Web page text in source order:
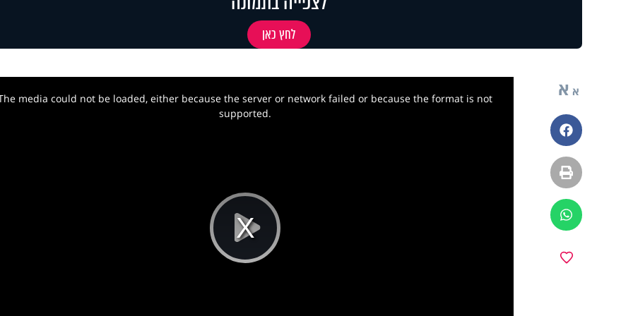
לחץ כאן
א א
פייסבוק
הדפסה
ווטסאפ
Play
media could not be loaded, either because the server or network failed or because the format is not
supported.